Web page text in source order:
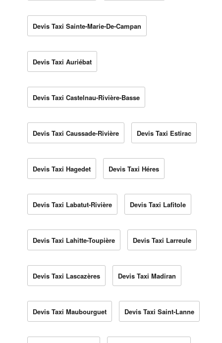
Devis Taxi Sainte-Marie-De-Campan
Devis Taxi Auriébat
Devis Taxi Castelnau-Rivière-Basse
Devis Taxi Caussade-Rivière Devis Taxi Estirac
Devis Taxi Hagedet Devis Taxi Héres
Devis Taxi Labatut-Rivière Devis Taxi Lafitole
Devis Taxi Lahitte-Toupière Devis Taxi Larreule
Devis Taxi Lascazères Devis Taxi Madiran
Devis Taxi Maubourguet Devis Taxi Saint-Lanne